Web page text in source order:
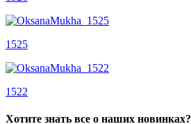
1525
1522
Хотите знать все о наших новинках?